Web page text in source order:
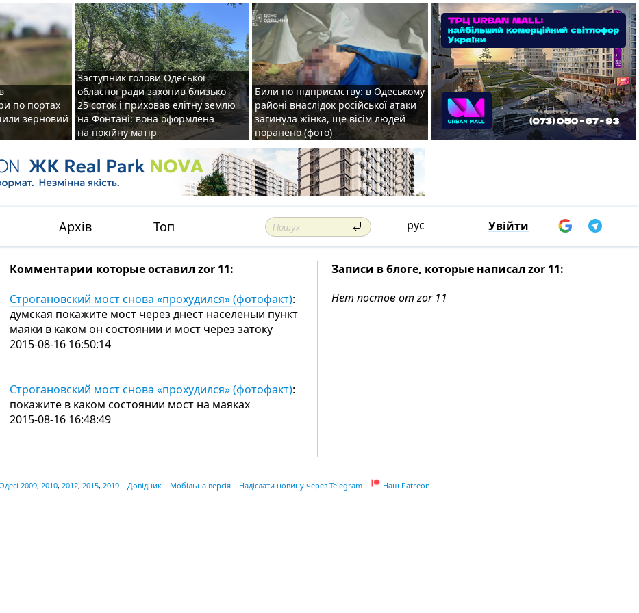
по портах
зерновий
Заступник голови Одеської
обласної ради захопив близько
25 соток і приховав елітну землю
на Фонтані: вона оформлена
на покійну матір
Били по підприємству: в Одеському
районі внаслідок російської атаки
загинула жінка, ще вісім людей
поранено (фото)
Архів Топ рус Увійти
Комментарии которые оставил zor 11:
Строгановский мост снова «прохудился» (фотофакт):
думская покажите мост через днест населеныи пункт
маяки в каком он состоянии и мост через затоку
2015-08-16 16:50:14
Строгановский мост снова «прохудился» (фотофакт):
покажите в каком состоянии мост на маяках
2015-08-16 16:48:49
Записи в блоге, которые написал zor 11:
Нет постов от zor 11
2009, 2010, 2012, 2015, 2019 Довідник Мобільна версія Надіслати новину через Telegram Наш Patreon